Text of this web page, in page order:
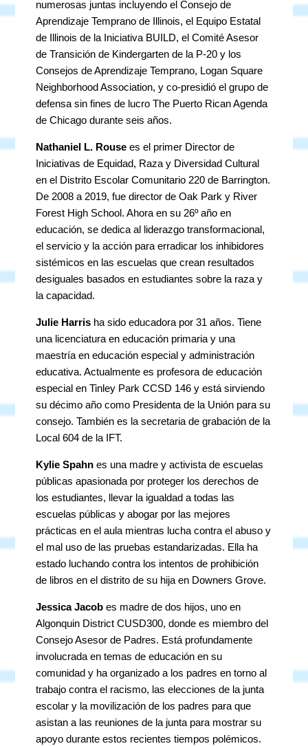
numerosas juntas incluyendo el Consejo de
Aprendizaje Temprano de Illinois, el Equipo Estatal
de Illinois de la Iniciativa BUILD, el Comité Asesor
de Transición de Kindergarten de la P-20 y los
Consejos de Aprendizaje Temprano, Logan Square
Neighborhood Association, y co-presidió el grupo de
defensa sin fines de lucro The Puerto Rican Agenda
de Chicago durante seis años.
Nathaniel L. Rouse es el primer Director de
Iniciativas de Equidad, Raza y Diversidad Cultural
en el Distrito Escolar Comunitario 220 de Barrington.
De 2008 a 2019, fue director de Oak Park y River
Forest High School. Ahora en su 26º año en
educación, se dedica al liderazgo transformacional,
el servicio y la acción para erradicar los inhibidores
sistémicos en las escuelas que crean resultados
desiguales basados en estudiantes sobre la raza y
la capacidad.
Julie Harris ha sido educadora por 31 años. Tiene
una licenciatura en educación primaria y una
maestría en educación especial y administración
educativa. Actualmente es profesora de educación
especial en Tinley Park CCSD 146 y está sirviendo
su décimo año como Presidenta de la Unión para su
consejo. También es la secretaria de grabación de la
Local 604 de la IFT.
Kylie Spahnes una madre y activista de escuelas
públicas apasionada por proteger los derechos de
los estudiantes, llevar la igualdad a todas las
escuelas públicas y abogar por las mejores
prácticas en el aula mientras lucha contra el abuso y
el mal uso de las pruebas estandarizadas. Ella ha
estado luchando contra los intentos de prohibición
de libros en el distrito de su hija en Downers Grove.
Jessica Jacob es madre de dos hijos, uno en
Algonquin District CUSD300, donde es miembro del
Consejo Asesor de Padres. Está profundamente
involucrada en temas de educación en su
comunidad y ha organizado a los padres en torno al
trabajo contra el racismo, las elecciones de la junta
escolar y la movilización de los padres para que
asistan a las reuniones de la junta para mostrar su
apoyo durante estos recientes tiempos polémicos.